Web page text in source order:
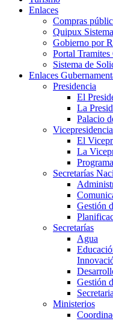
Enlaces
Compras
Quipux
Gobierno por
Portal Tramites
Sistema de
Enlaces
Presidencia
El
La
Palacio
Vicepresidencia
El
La
Secretarías
Gestión
Secretarías
Agua
Gestión
Ministerios